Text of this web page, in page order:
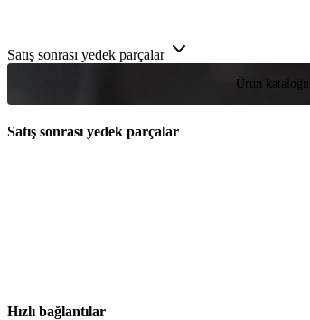
Satış sonrası yedek parçalar
Ürün kataloğu
Satış sonrası yedek parçalar
Hızlı bağlantılar